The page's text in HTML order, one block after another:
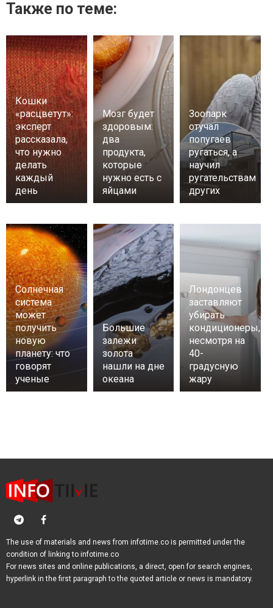
Также по теме:
Кошки
«расцветут»:
эксперт
рассказала,
что нужно
делать
каждый
день
Мозг будет
здоровым:
два
продукта,
которые
нужно есть с
яйцами
Зоопарк
отучал
попугаев
ругаться, а
научил
ругательствам
других
Солнечная
система
может
получить
новую
планету: что
говорят
ученые
Большие
залежи
золота
нашли на дне
океана
Лондонцев
заставляют
убирать
кондиционеры,
несмотря на
40-
градусную
жару
The use of materials and news from infotime.co is permitted under the
condition of linking to infotime.co
For news sites and online publications, a direct, open for search engines,
hyperlink in the first paragraph to the quoted article or news is mandatory.